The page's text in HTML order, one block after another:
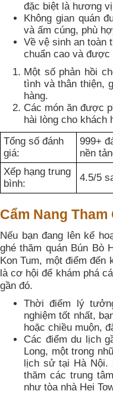
đặc biệt là hương
Không gian quán
và ấm cúng, phù
Về vệ sinh an toàn
chuẩn cao và được
Một số phản hồi
tình và thân thiện,
hàng.
Các món ăn được
hài lòng cho khách
Tổng số đánh
giá:
999+
nền
Xếp hạng trung
bình:
4.5/5
Cẩm Nang Tham
Nếu bạn đang lên kế
ghé thăm quán Bún Bò
Kon Tum, một điểm đến
là cơ hội để khám phá
gần đó.
Thời điểm lý
nghiệm tốt nhất,
hoặc chiều muộn,
Các điểm du lịch
Long, một trong
lịch sử tại Hà Nội.
thăm các trung
như tòa nhà Hei